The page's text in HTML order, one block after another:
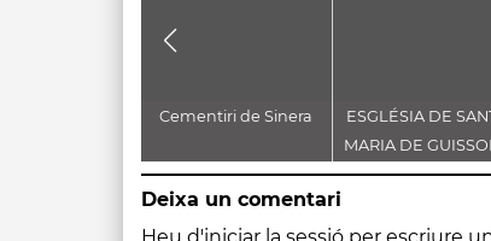
Cementiri de Sinera
ESGLÉSIA DE
MARIA DE
Deixa un comentari